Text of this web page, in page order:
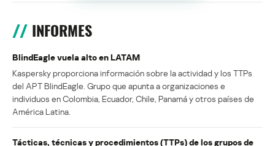
INFORMES
BlindEagle vuela alto en LATAM
Kaspersky proporciona información sobre la actividad y los TTPs
del APT BlindEagle. Grupo que apunta a organizaciones e
individuos en Colombia, Ecuador, Chile, Panamá y otros países de
América Latina.
Tácticas, técnicas y procedimientos (TTPs) de los grupos de